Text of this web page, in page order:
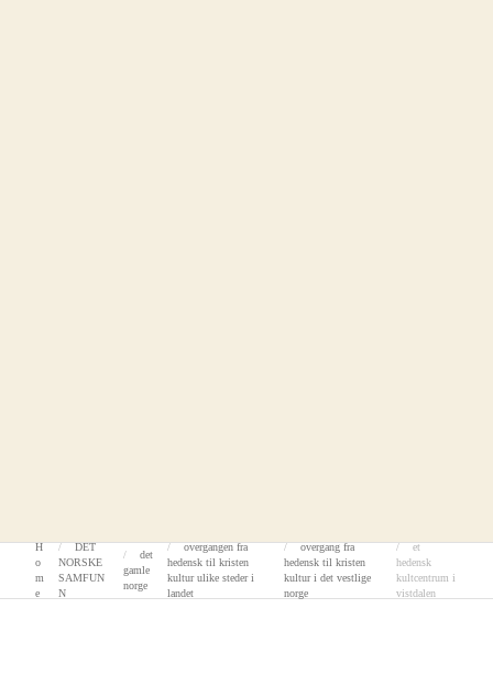
H
o
m
e
DET
NORSKE
SAMFUN
N
det
gamle
norge
overgangen fra
hedensk til kristen
kultur ulike steder i
landet
overgang fra
hedensk til kristen
kultur i det vestlige
norge
et
hedensk
kultcentrum i
vistdalen